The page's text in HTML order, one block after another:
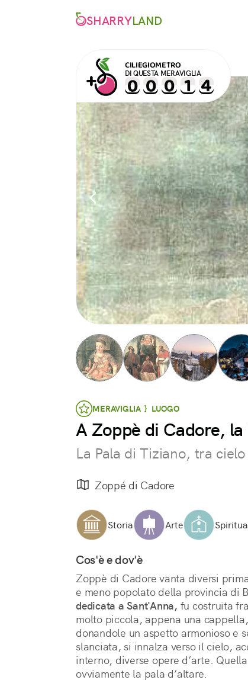
SHARRYLAND
CILIEGIOMETRO
DI QUESTA MERAVIGLIA
MERAVIGLIA } LUOGO
A Zoppè di Cadore, la
La Pala di Tiziano, tra
Zoppé di Cadore
Storia Arte
Cos'è e dov'è
Zoppè di Cadore vanta diversi
dedicata a Sant'Anna, fu costruita
molto piccola, appena una
donandole un aspetto armonioso e
slanciata, si innalza verso il cielo,
interno, diverse opere d’arte.